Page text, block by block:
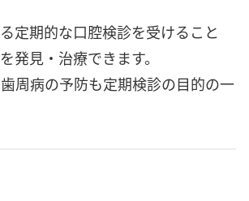
定期的な口腔検診を受けること
発見・治療できます。
周病の予防も定期検診の目的の一